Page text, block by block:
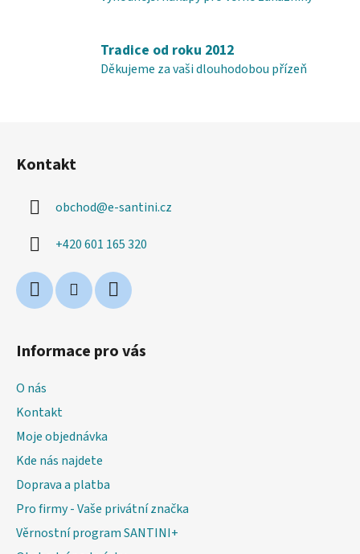
Tradice od roku 2012
Děkujeme za vaši dlouhodobou přízeň
Kontakt
obchod@e-santini.cz
+420 601 165 320
Informace pro vás
O nás
Kontakt
Moje objednávka
Kde nás najdete
Doprava a platba
Pro firmy - Vaše privátní značka
Věrnostní program SANTINI+